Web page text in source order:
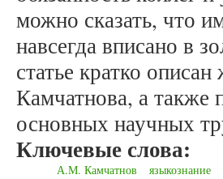
можно сказать, что
навсегда вписано в
статье кратко
Камчатнова, а также
основных научных
Ключевые слова:
А.М. Камчатнов языкознание